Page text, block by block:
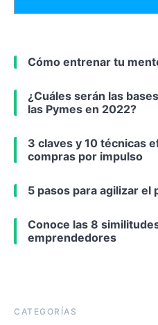
Cómo entrenar tu
¿Cuáles serán las
las Pymes en 2022?
3 claves y 10 técnicas
compras por impulso
5 pasos para agilizar el
Conoce las 8
emprendedores
CATEGORÍAS